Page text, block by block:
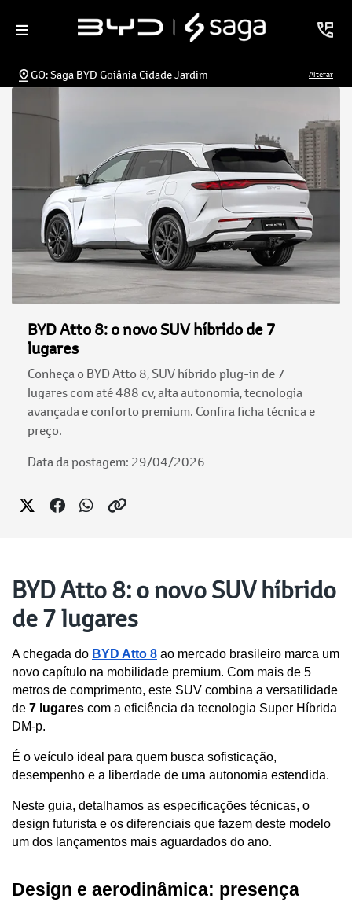
GO: Saga BYD Goiânia Cidade Jardim Alterar
BYD Atto 8: o novo SUV híbrido de 7
lugares
Conheça o BYD Atto 8, SUV híbrido plug-in de 7
lugares com até 488 cv, alta autonomia, tecnologia
avançada e conforto premium. Confira ficha técnica e
preço.
Data da postagem: 29/04/2026
BYD Atto 8: o novo SUV híbrido
de 7 lugares
A chegada do BYD Atto 8 ao mercado brasileiro marca um
novo capítulo na mobilidade premium. Com mais de 5
metros de comprimento, este SUV combina a versatilidade
de 7 lugares com a eficiência da tecnologia Super Híbrida
DM-p.
É o veículo ideal para quem busca sofisticação,
desempenho e a liberdade de uma autonomia estendida.
Neste guia, detalhamos as especificações técnicas, o
design futurista e os diferenciais que fazem deste modelo
um dos lançamentos mais aguardados do ano.
Design e aerodinâmica: presença